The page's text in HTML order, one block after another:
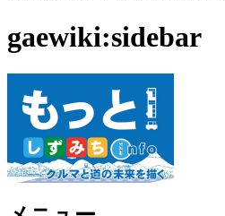
gaewiki:sidebar